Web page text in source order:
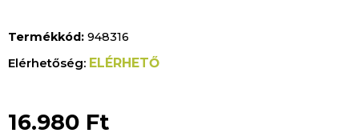
Termékkód: 948316
ELÉRHETŐ
16.980 Ft